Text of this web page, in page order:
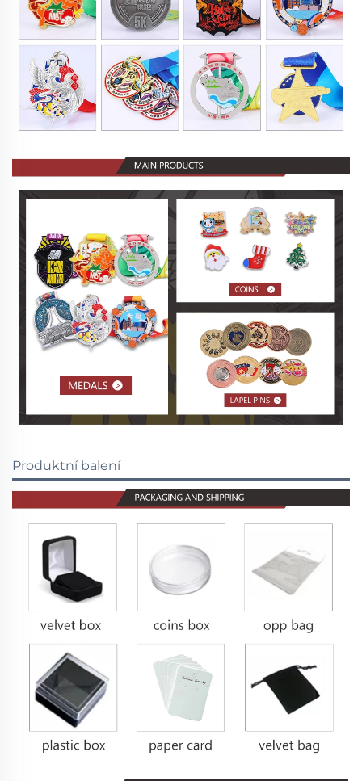
Produktní balení